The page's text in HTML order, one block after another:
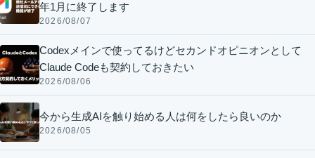
年1月に終了します
2026/08/07
Codexメインで使ってるけどセカンドオピニオンとして
Claude Codeも契約しておきたい
2026/08/06
今から生成AIを触り始める人は何をしたら良いのか
2026/08/05